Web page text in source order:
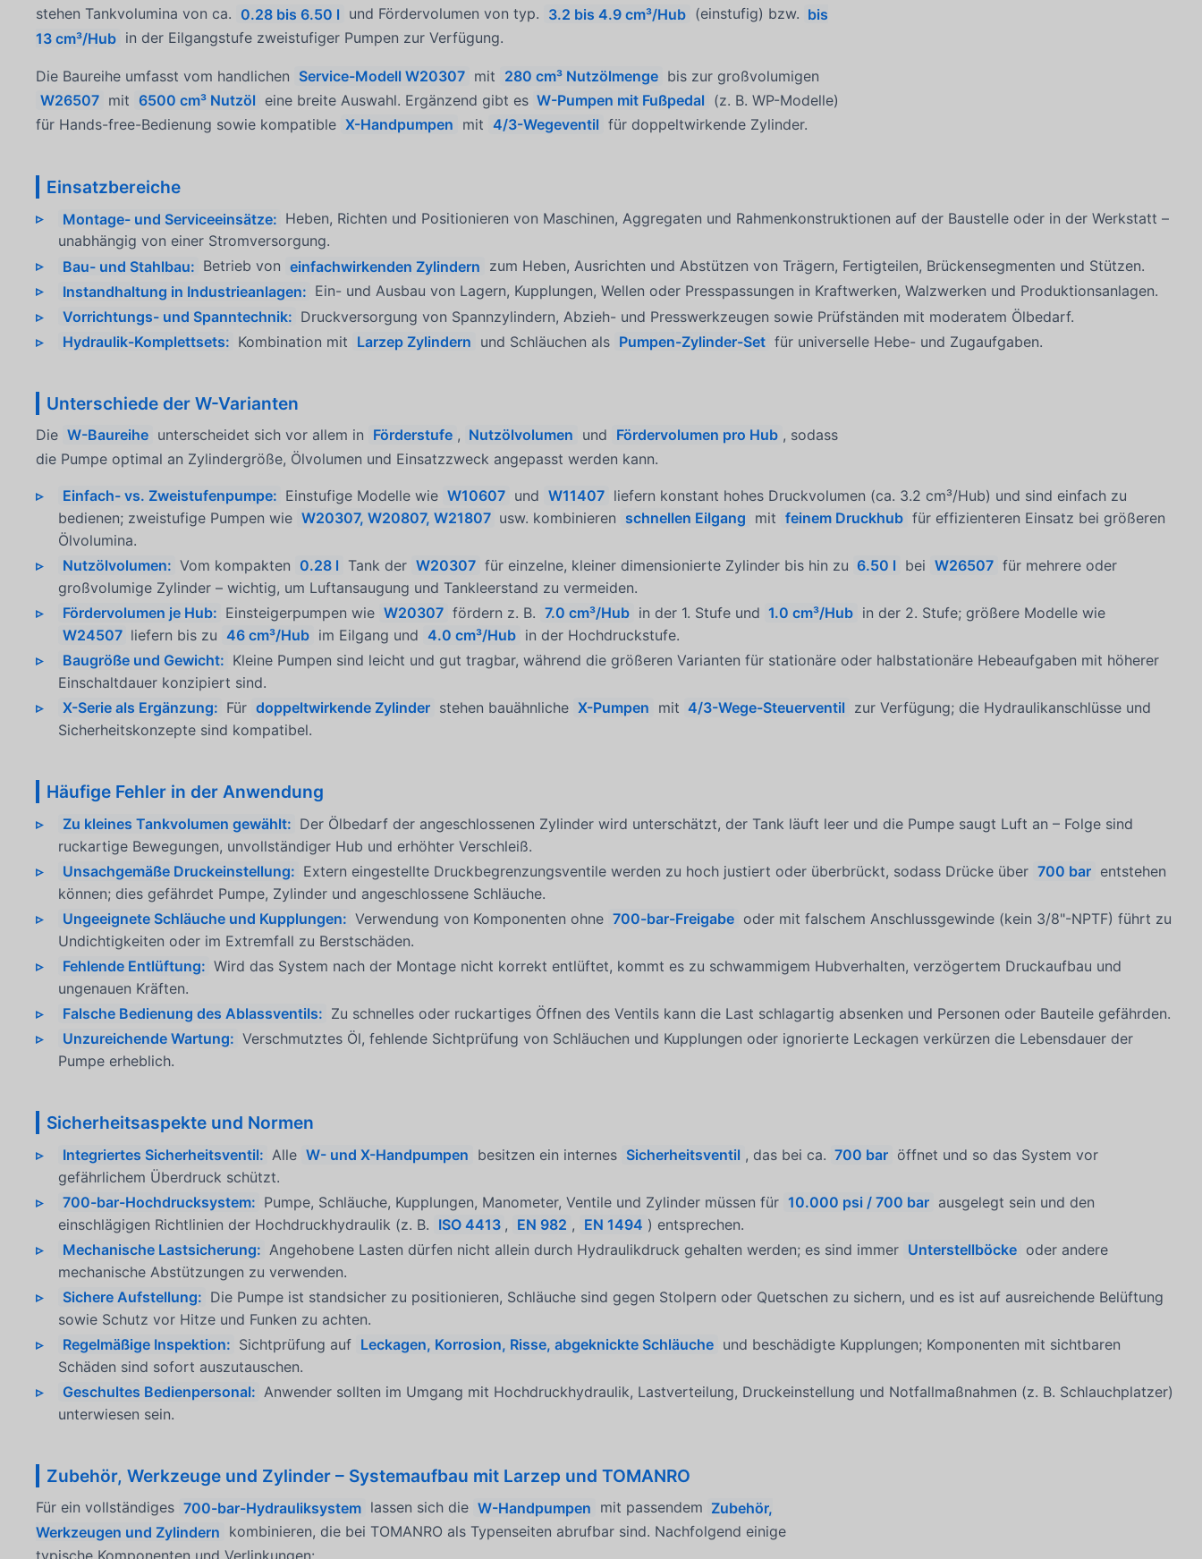
stehen Tankvolumina von ca. 0.28 bis 6.50 l und Fördervolumen von typ. 3.2 bis 4.9 cm³/Hub (einstufig) bzw. bis
13 cm³/Hub in der Eilgangstufe zweistufiger Pumpen zur Verfügung.
Die Baureihe umfasst vom handlichen Service-Modell W20307 mit 280 cm³ Nutzölmenge bis zur großvolumigen
W26507 mit 6500 cm³ Nutzöl eine breite Auswahl. Ergänzend gibt es W-Pumpen mit Fußpedal (z. B. WP-Modelle)
für Hands-free-Bedienung sowie kompatible X-Handpumpen mit 4/3-Wegeventil für doppeltwirkende Zylinder.
Einsatzbereiche
Montage- und Serviceeinsätze: Heben, Richten und Positionieren von Maschinen, Aggregaten und Rahmenkonstruktionen auf der Baustelle oder in der Werkstatt –
unabhängig von einer Stromversorgung.
Bau- und Stahlbau: Betrieb von einfachwirkenden Zylindern zum Heben, Ausrichten und Abstützen von Trägern, Fertigteilen, Brückensegmenten und Stützen.
Instandhaltung in Industrieanlagen: Ein- und Ausbau von Lagern, Kupplungen, Wellen oder Presspassungen in Kraftwerken, Walzwerken und Produktionsanlagen.
Vorrichtungs- und Spanntechnik: Druckversorgung von Spannzylindern, Abzieh- und Presswerkzeugen sowie Prüfständen mit moderatem Ölbedarf.
Hydraulik-Komplettsets: Kombination mit Larzep Zylindern und Schläuchen als Pumpen-Zylinder-Set für universelle Hebe- und Zugaufgaben.
Unterschiede der W-Varianten
Die W-Baureihe unterscheidet sich vor allem in Förderstufe , Nutzölvolumen und Fördervolumen pro Hub , sodass
die Pumpe optimal an Zylindergröße, Ölvolumen und Einsatzzweck angepasst werden kann.
Einfach- vs. Zweistufenpumpe: Einstufige Modelle wie W10607 und W11407 liefern konstant hohes Druckvolumen (ca. 3.2 cm³/Hub) und sind einfach zu
bedienen; zweistufige Pumpen wie W20307, W20807, W21807 usw. kombinieren schnellen Eilgang mit feinem Druckhub für effizienteren Einsatz bei größeren
Ölvolumina.
Nutzölvolumen: Vom kompakten 0.28 l Tank der W20307 für einzelne, kleiner dimensionierte Zylinder bis hin zu 6.50 l bei W26507 für mehrere oder
großvolumige Zylinder – wichtig, um Luftansaugung und Tankleerstand zu vermeiden.
Fördervolumen je Hub: Einsteigerpumpen wie W20307 fördern z. B. 7.0 cm³/Hub in der 1. Stufe und 1.0 cm³/Hub in der 2. Stufe; größere Modelle wie
W24507 liefern bis zu 46 cm³/Hub im Eilgang und 4.0 cm³/Hub in der Hochdruckstufe.
Baugröße und Gewicht: Kleine Pumpen sind leicht und gut tragbar, während die größeren Varianten für stationäre oder halbstationäre Hebeaufgaben mit höherer
Einschaltdauer konzipiert sind.
X-Serie als Ergänzung: Für doppeltwirkende Zylinder stehen bauähnliche X-Pumpen mit 4/3-Wege-Steuerventil zur Verfügung; die Hydraulikanschlüsse und
Sicherheitskonzepte sind kompatibel.
Häufige Fehler in der Anwendung
Zu kleines Tankvolumen gewählt: Der Ölbedarf der angeschlossenen Zylinder wird unterschätzt, der Tank läuft leer und die Pumpe saugt Luft an – Folge sind
ruckartige Bewegungen, unvollständiger Hub und erhöhter Verschleiß.
Unsachgemäße Druckeinstellung: Extern eingestellte Druckbegrenzungsventile werden zu hoch justiert oder überbrückt, sodass Drücke über 700 bar entstehen
können; dies gefährdet Pumpe, Zylinder und angeschlossene Schläuche.
Ungeeignete Schläuche und Kupplungen: Verwendung von Komponenten ohne 700-bar-Freigabe oder mit falschem Anschlussgewinde (kein 3/8"-NPTF) führt zu
Undichtigkeiten oder im Extremfall zu Berstschäden.
Fehlende Entlüftung: Wird das System nach der Montage nicht korrekt entlüftet, kommt es zu schwammigem Hubverhalten, verzögertem Druckaufbau und
ungenauen Kräften.
Falsche Bedienung des Ablassventils: Zu schnelles oder ruckartiges Öffnen des Ventils kann die Last schlagartig absenken und Personen oder Bauteile gefährden.
Unzureichende Wartung: Verschmutztes Öl, fehlende Sichtprüfung von Schläuchen und Kupplungen oder ignorierte Leckagen verkürzen die Lebensdauer der
Pumpe erheblich.
Sicherheitsaspekte und Normen
Integriertes Sicherheitsventil: Alle W- und X-Handpumpen besitzen ein internes Sicherheitsventil , das bei ca. 700 bar öffnet und so das System vor
gefährlichem Überdruck schützt.
700-bar-Hochdrucksystem: Pumpe, Schläuche, Kupplungen, Manometer, Ventile und Zylinder müssen für 10.000 psi / 700 bar ausgelegt sein und den
einschlägigen Richtlinien der Hochdruckhydraulik (z. B. ISO 4413 , EN 982 , EN 1494 ) entsprechen.
Mechanische Lastsicherung: Angehobene Lasten dürfen nicht allein durch Hydraulikdruck gehalten werden; es sind immer Unterstellböcke oder andere
mechanische Abstützungen zu verwenden.
Sichere Aufstellung: Die Pumpe ist standsicher zu positionieren, Schläuche sind gegen Stolpern oder Quetschen zu sichern, und es ist auf ausreichende Belüftung
sowie Schutz vor Hitze und Funken zu achten.
Regelmäßige Inspektion: Sichtprüfung auf Leckagen, Korrosion, Risse, abgeknickte Schläuche und beschädigte Kupplungen; Komponenten mit sichtbaren
Schäden sind sofort auszutauschen.
Geschultes Bedienpersonal: Anwender sollten im Umgang mit Hochdruckhydraulik, Lastverteilung, Druckeinstellung und Notfallmaßnahmen (z. B. Schlauchplatzer)
unterwiesen sein.
Zubehör, Werkzeuge und Zylinder – Systemaufbau mit Larzep und TOMANRO
Für ein vollständiges 700-bar-Hydrauliksystem lassen sich die W-Handpumpen mit passendem Zubehör,
Werkzeugen und Zylindern kombinieren, die bei TOMANRO als Typenseiten abrufbar sind. Nachfolgend einige